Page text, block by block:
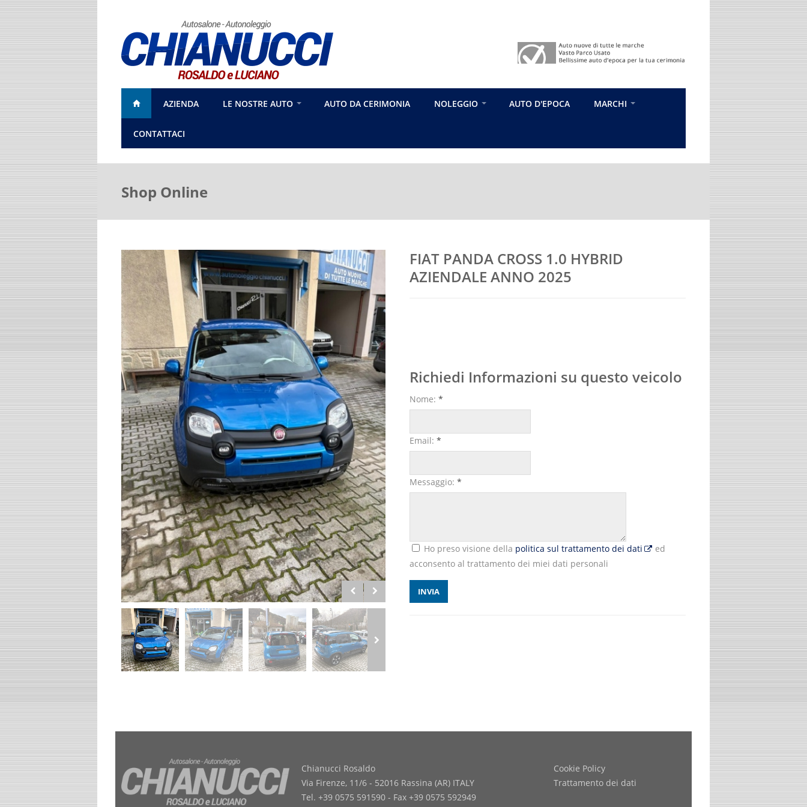
AZIENDA LE NOSTRE AUTO AUTO DA CERIMONIA NOLEGGIO AUTO D'EPOCA MARCHI
CONTATTACI
Shop Online
FIAT PANDA CROSS 1.0 HYBRID
AZIENDALE ANNO 2025
Richiedi Informazioni su questo veicolo
Nome: *
Email: *
Messaggio: *
Ho preso visione della politica sul trattamento dei dati
ed
acconsento al trattamento dei miei dati personali
Chianucci Rosaldo
Via Firenze, 11/6 - 52016 Rassina (AR) ITALY
Tel. +39 0575 591590 - Fax +39 0575 592949
Cookie Policy
Trattamento dei dati